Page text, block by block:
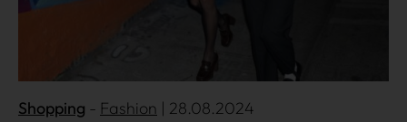
Shopping Fashion | 28.08.2024